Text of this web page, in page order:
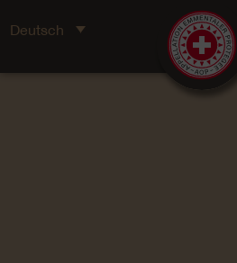
Deutsch